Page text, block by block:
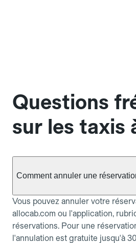
Questions
sur les taxis
Comment annuler une
Vous pouvez annuler votre
allocab.com ou l'application,
réservations. Pour une
l'annulation est gratuite jusqu'à